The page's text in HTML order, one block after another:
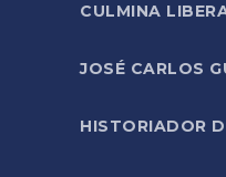
CULMINA
JOSÉ CARLOS
HISTORIADOR